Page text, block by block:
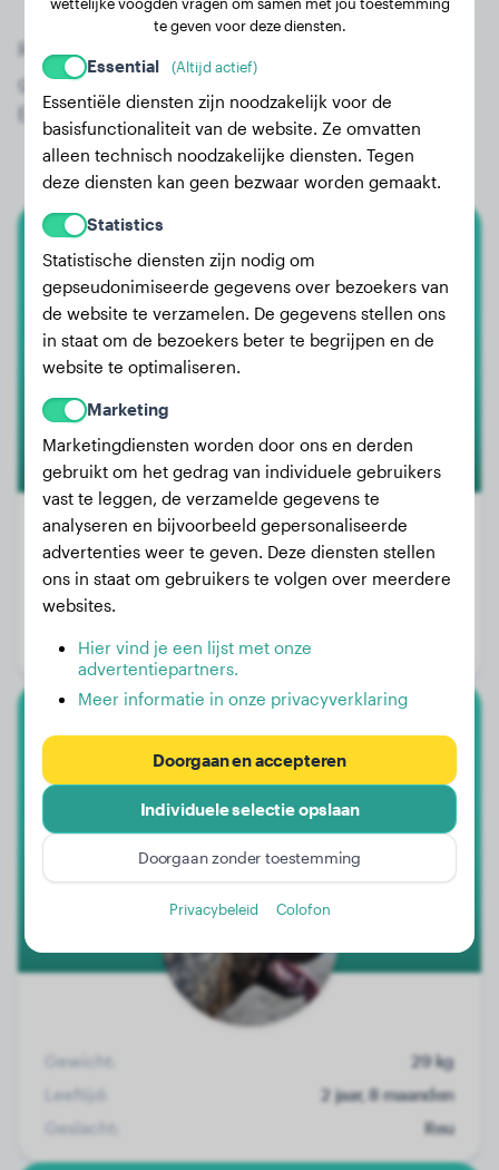
Registreer nu gratis en krijg toegang tot alle 21
geregistreerde honden van het ras Alano
Espanol!
Alano Espanol
Baloo
Gewicht:
21 kg
Leeftijd:
Geslacht:
Alano Espanol
Mendi
Gewicht:
29 kg
Leeftijd:
2 jaar, 8 maanden
Geslacht:
Reu
te geven voor deze diensten.
Essential (Altijd actief)
Essentiële diensten zijn noodzakelijk voor de
basisfunctionaliteit van de website. Ze omvatten
alleen technisch noodzakelijke diensten. Tegen
deze diensten kan geen bezwaar worden gemaakt.
Statistics
Statistische diensten zijn nodig om
gepseudonimiseerde gegevens over bezoekers van
de website te verzamelen. De gegevens stellen ons
in staat om de bezoekers beter te begrijpen en de
website te optimaliseren.
Marketing
Marketingdiensten worden door ons en derden
gebruikt om het gedrag van individuele gebruikers
vast te leggen, de verzamelde gegevens te
analyseren en bijvoorbeeld gepersonaliseerde
advertenties weer te geven. Deze diensten stellen
ons in staat om gebruikers te volgen over meerdere
websites.
Hier vind je een lijst met onze
advertentiepartners.
Meer informatie in onze privacyverklaring
Doorgaan en accepteren
Individuele selectie opslaan
Doorgaan zonder toestemming
Privacybeleid Colofon